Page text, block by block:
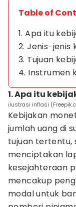
Table of
1. Apa itu
2. Jenis-jenis
3. Tujuan
4. Instrumen
1. Apa itu
ilustrasi inflasi
Kebijakan
jumlah uang di
tujuan tertentu,
menciptakan
kesejahteraan
mencakup
modal untuk